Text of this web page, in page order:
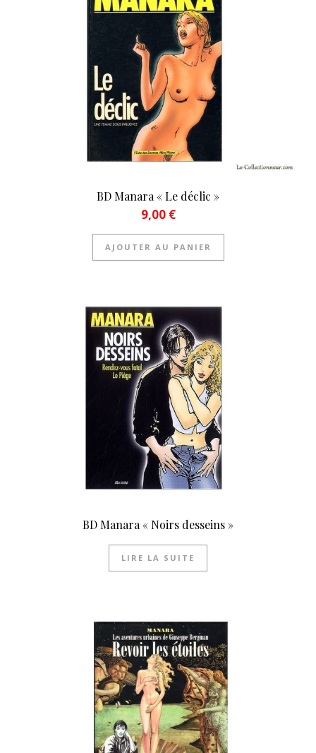
BD Manara « Le déclic »
9,00 €
AJOUTER AU PANIER
BD Manara « Noirs desseins »
LIRE LA SUITE